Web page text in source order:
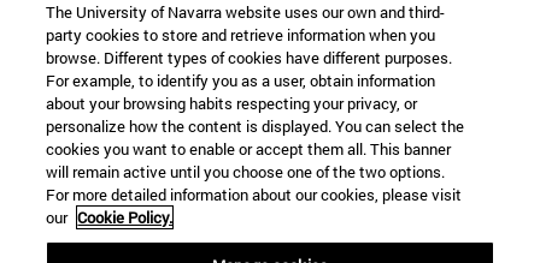
The University of Navarra website uses our own and third-
party cookies to store and retrieve information when you
browse. Different types of cookies have different purposes.
For example, to identify you as a user, obtain information
about your browsing habits respecting your privacy, or
personalize how the content is displayed. You can select the
cookies you want to enable or accept them all. This banner
will remain active until you choose one of the two options.
For more detailed information about our cookies, please visit
our Cookie Policy.